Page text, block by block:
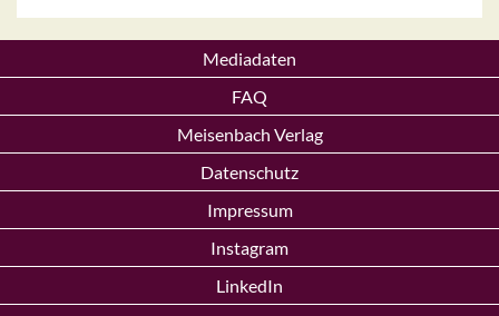
Mediadaten
FAQ
Meisenbach Verlag
Datenschutz
Impressum
Instagram
LinkedIn